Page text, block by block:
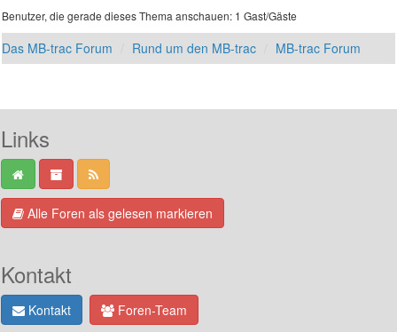
Benutzer, die gerade dieses Thema anschauen: 1 Gast/Gäste
Das MB-trac Forum Rund um den MB-trac MB-trac Forum
Links
Alle Foren als gelesen markieren
Kontakt
Kontakt Foren-Team